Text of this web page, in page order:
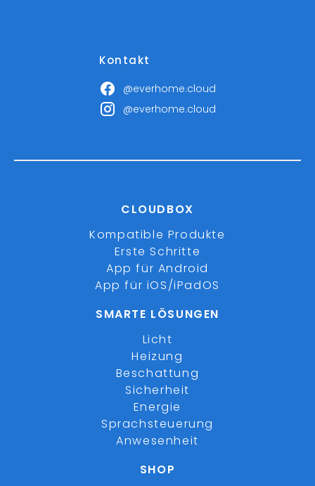
Kontakt
@everhome.cloud
@everhome.cloud
CLOUDBOX
Kompatible Produkte
Erste Schritte
App für Android
App für iOS/iPadOS
SMARTE LÖSUNGEN
Licht
Heizung
Beschattung
Sicherheit
Energie
Sprachsteuerung
Anwesenheit
SHOP